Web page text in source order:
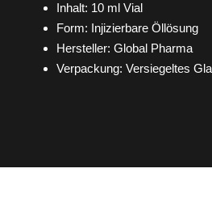
Inhalt: 10 ml Vial
Form: Injizierbare Öllösung
Hersteller: Global Pharma
Verpackung: Versiegeltes